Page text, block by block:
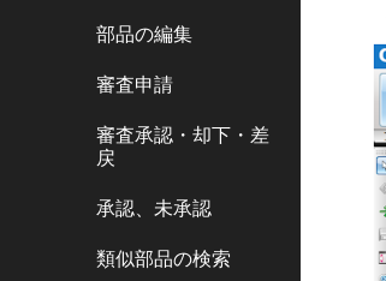
部品の編集
審査申請
審査承認・却下・差
戻
承認、未承認
類似部品の検索